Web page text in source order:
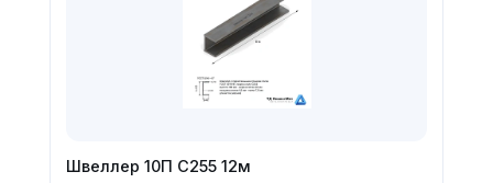
Швеллер 10П С255 12м